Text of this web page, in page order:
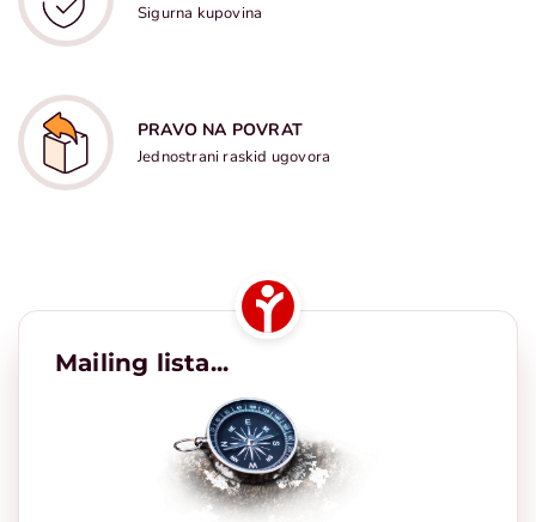
Sigurna kupovina
PRAVO NA POVRAT
Jednostrani raskid ugovora
Mailing lista...